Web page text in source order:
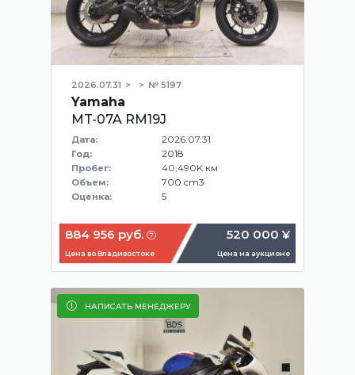
2026.07.31 № 5197
Yamaha
MT-07A RM19J
Дата: 2026.07.31
Год: 2018
Пробег: 40,490K км
Объем: 700 cm3
Оценка: 5
884 956 руб.
Цена во Владивостоке
520 000 ¥
Цена на аукционе
НАПИСАТЬ МЕНЕДЖЕРУ